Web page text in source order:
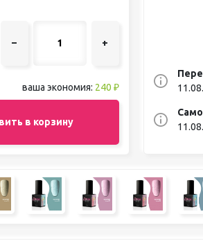
– +
ваша экономия: 240 ₽
в корзину